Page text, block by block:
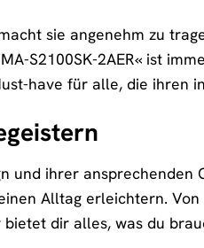
sie angenehm zu
S2100SK-2AER« ist
have für alle, die ihren
und ihrer ansprechenden
Alltag erleichtern.
dir alles, was du